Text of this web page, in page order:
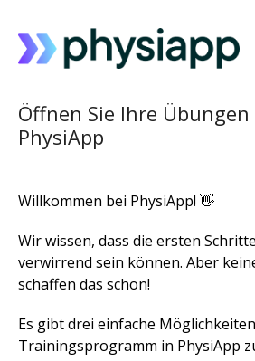
Zugriff auf
Öffnen Sie Ihre Übungen
PhysiApp
Willkommen bei PhysiApp! 👋
Wir wissen, dass die ersten
verwirrend sein können. Aber
schaffen das schon!
Es gibt drei einfache
Trainingsprogramm in PhysiApp